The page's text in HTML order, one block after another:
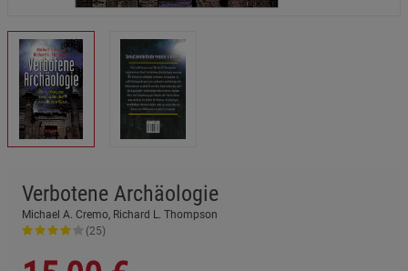
Verbotene Archäologie
Michael A. Cremo, Richard L. Thompson
(25)